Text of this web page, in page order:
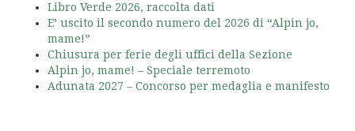
Libro Verde 2026, raccolta dati
E’ uscito il secondo numero del 2026 di “Alpin jo,
mame!”
Chiusura per ferie degli uffici della Sezione
Alpin jo, mame! – Speciale terremoto
Adunata 2027 – Concorso per medaglia e manifesto